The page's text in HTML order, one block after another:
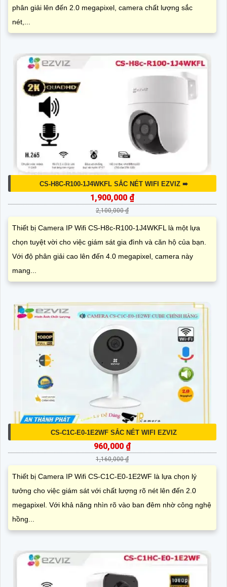
phân giải lên đến 2.0 megapixel, camera chất lượng sắc
nét,...
CS-H8C-R100-1J4WKFL SẮC NÉT WIFI EZVIZ ➠
1,900,000 ₫
2,100,000 ₫
Thiết bị Camera IP Wifi CS-H8c-R100-1J4WKFL là một lựa
chọn tuyệt vời cho việc giám sát gia đình và căn hộ của bạn.
Với độ phân giải cao lên đến 4.0 megapixel, camera này
mang...
CS-C1C-E0-1E2WF SẮC NÉT WIFI EZVIZ
960,000 ₫
1,160,000 ₫
Thiết bị Camera IP Wifi CS-C1C-E0-1E2WF là lựa chọn lý
tưởng cho việc giám sát với chất lượng rõ nét lên đến 2.0
megapixel. Với khả năng nhìn rõ vào ban đêm nhờ công nghệ
hồng...